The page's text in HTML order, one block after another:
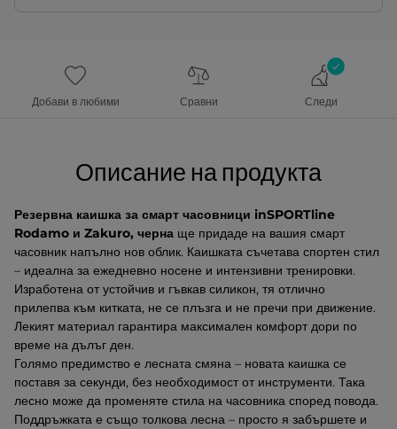
Добави в любими Сравни Следи
Описание на продукта
Резервна каишка за смарт часовници inSPORTline
Rodamo и Zakuro, черна ще придаде на вашия смарт
часовник напълно нов облик. Каишката съчетава спортен стил
– идеална за ежедневно носене и интензивни тренировки.
Изработена от устойчив и гъвкав силикон, тя отлично
прилепва към китката, не се плъзга и не пречи при движение.
Лекият материал гарантира максимален комфорт дори по
време на дълъг ден.
Голямо предимство е лесната смяна – новата каишка се
поставя за секунди, без необходимост от инструменти. Така
лесно може да променяте стила на часовника според повода.
Поддръжката е също толкова лесна – просто я забършете и